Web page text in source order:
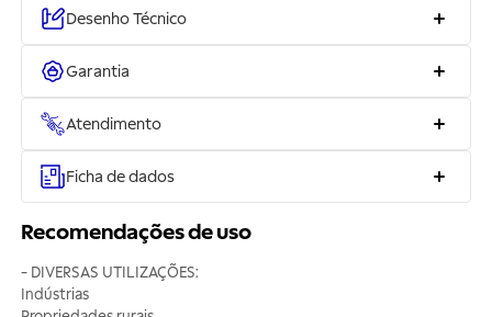
Desenho Técnico
Garantia
Atendimento
Ficha de dados
Recomendações de uso
- DIVERSAS UTILIZAÇÕES:
Indústrias